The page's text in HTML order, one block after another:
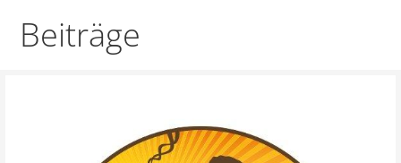
Beiträge